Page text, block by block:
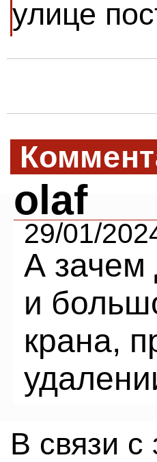
улице
olaf
29/01/
А зачем
и
крана,
В связи с